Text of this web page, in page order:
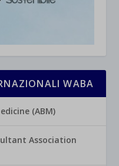
WABA
(ABM)
Association